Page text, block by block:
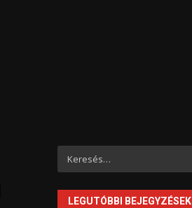
Keresés:
LEGUTÓBBI BEJEGYZÉSEK